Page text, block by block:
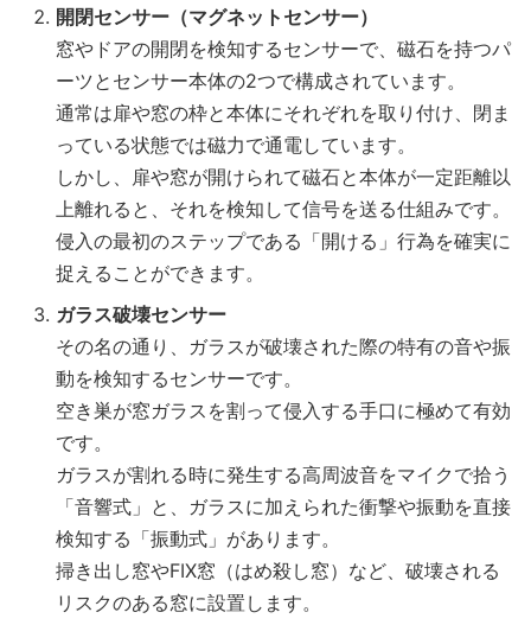
開閉センサー（マグネットセンサー）
窓やドアの開閉を検知するセンサーで、磁石を持つパ
ーツとセンサー本体の2つで構成されています。
通常は扉や窓の枠と本体にそれぞれを取り付け、閉ま
っている状態では磁力で通電しています。
しかし、扉や窓が開けられて磁石と本体が一定距離以
上離れると、それを検知して信号を送る仕組みです。
侵入の最初のステップである「開ける」行為を確実に
捉えることができます。
ガラス破壊センサー
その名の通り、ガラスが破壊された際の特有の音や振
動を検知するセンサーです。
空き巣が窓ガラスを割って侵入する手口に極めて有効
です。
ガラスが割れる時に発生する高周波音をマイクで拾う
「音響式」と、ガラスに加えられた衝撃や振動を直接
検知する「振動式」があります。
掃き出し窓やFIX窓（はめ殺し窓）など、破壊される
リスクのある窓に設置します。